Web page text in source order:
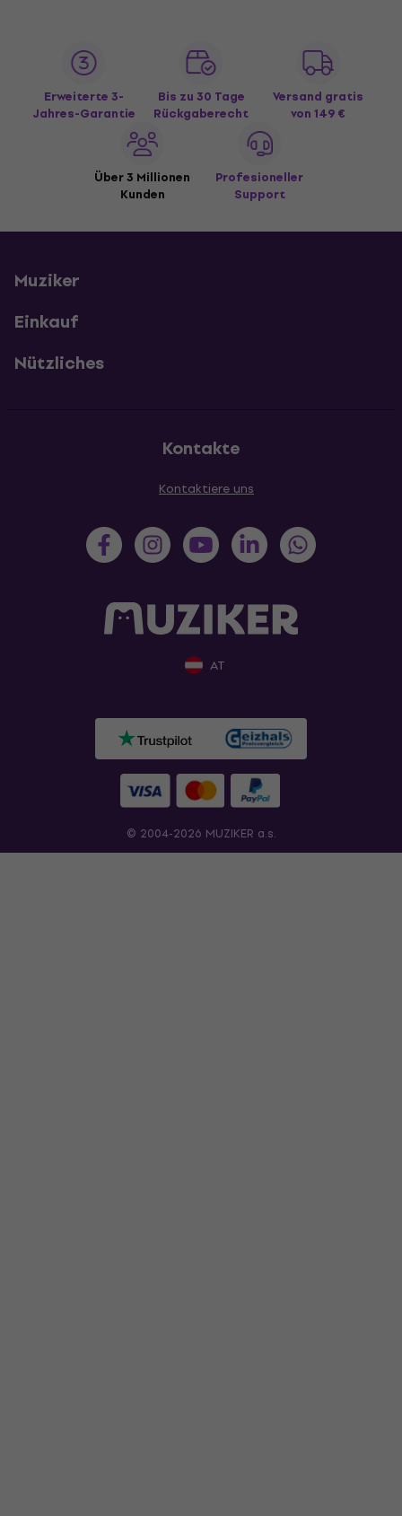
Erweiterte 3-
Jahres-Garantie
Bis zu 30 Tage
Rückgaberecht
Versand gratis
von 149 €
Über 3 Millionen
Kunden
Profesioneller
Support
Muziker
Einkauf
Nützliches
Kontakte
Kontaktiere uns
AT
© 2004-2026 MUZIKER a.s.